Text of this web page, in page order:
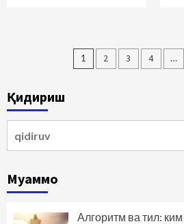
Maqolalar
1 2 3 4 …
Қидириш
Муаммо
Алгоритм ва тил: ким